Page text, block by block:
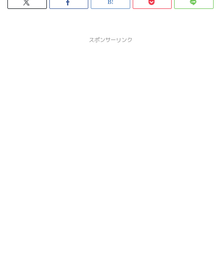
スポンサーリンク